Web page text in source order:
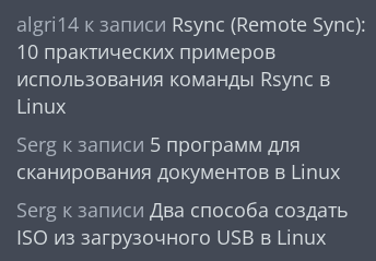
algri14 к записи Rsync (Remote Sync):
10 практических примеров
использования команды Rsync в
Linux
Serg к записи 5 программ для
сканирования документов в Linux
Serg к записи Два способа создать
ISO из загрузочного USB в Linux